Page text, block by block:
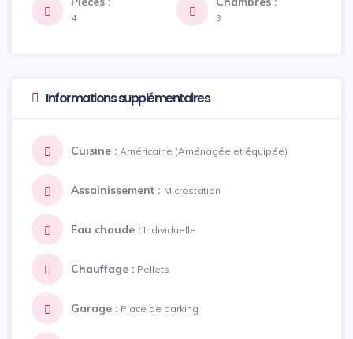
4 3
Informations supplémentaires
Cuisine : Américaine (Aménagée et équipée)
Assainissement : Microstation
Eau chaude : Individuelle
Chauffage : Pellets
Garage : Place de parking